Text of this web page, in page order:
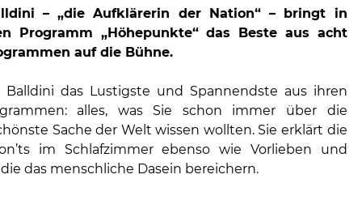
– „die Aufklärerin der Nation“ – bringt in
Programm „Höhepunkte“ das Beste aus acht
auf die Bühne.
Balldini das Lustigste und Spannendste aus ihren
alles, was Sie schon immer über die
Sache der Welt wissen wollten. Sie erklärt die
im Schlafzimmer ebenso wie Vorlieben und
das menschliche Dasein bereichern.